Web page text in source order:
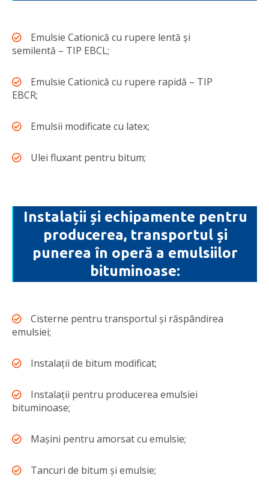
Emulsie Cationică cu rupere lentă și
semilentă – TIP EBCL;
Emulsie Cationică cu rupere rapidă – TIP
EBCR;
Emulsii modificate cu latex;
Ulei fluxant pentru bitum;
Instalații și echipamente pentru
producerea, transportul și
punerea în operă a emulsiilor
bituminoase:
Cisterne pentru transportul și răspândirea
emulsiei;
Instalații de bitum modificat;
Instalații pentru producerea emulsiei
bituminoase;
Mașini pentru amorsat cu emulsie;
Tancuri de bitum și emulsie;